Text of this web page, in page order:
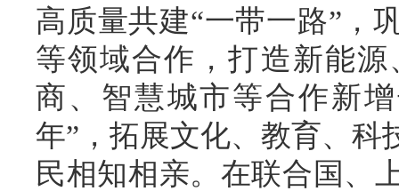
高质量共建“一带一路”，
等领域合作，打造新能
商、智慧城市等合作新
年”，拓展文化、教育、科
民相知相亲。在联合国、